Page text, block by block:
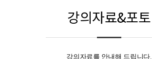
강의자료&포토
강의자료를 안내해 드립니다.